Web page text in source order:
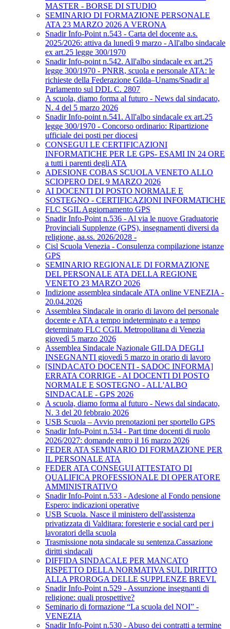
MASTER - BORSE DI STUDIO
SEMINARIO DI FORMAZIONE PERSONALE
ATA 23 MARZO 2026 A VERONA
Snadir Info-Point n.543 - Carta del docente a.s.
2025/2026: attiva da lunedì 9 marzo - All'albo sindacale
ex art.25 legge 300/1970
Snadir Info-point n.542. All'albo sindacale ex art.25
legge 300/1970 - PNRR, scuola e personale ATA: le
richieste della Federazione Gilda–Unams/Snadir al
Parlamento sul DDL C. 2807
A scuola, diamo forma al futuro - News dal sindacato,
N. 4 del 5 marzo 2026
Snadir Info-point n.541. All'albo sindacale ex art.25
legge 300/1970 - Concorso ordinario: Ripartizione
ufficiale dei posti per diocesi
CONSEGUI LE CERTIFICAZIONI
INFORMATICHE PER LE GPS- ESAMI IN 24 ORE
a tutti i parenti degli ATA
ADESIONE COBAS SCUOLA VENETO ALLO
SCIOPERO DEL 9 MARZO 2026
AI DOCENTI DI POSTO NORMALE E
SOSTEGNO - CERTIFICAZIONI INFORMATICHE
FLC SGIL Aggiornamento GPS
Snadir Info-Point n.536 - Al via le nuove Graduatorie
Provinciali Supplenze (GPS), insegnamenti diversi da
religione, aa.ss. 2026/2028 -
Cisl Scuola Venezia - Consulenza compilazione istanze
GPS
SEMINARIO REGIONALE DI FORMAZIONE
DEL PERSONALE ATA DELLA REGIONE
VENETO 23 MARZO 2026
Indizione assemblea sindacale ATA online VENEZIA -
20.04.2026
Assemblea Sindacale in orario di lavoro del personale
docente e ATA a tempo indeterminato e a tempo
determinato FLC CGIL Metropolitana di Venezia
giovedì 5 marzo 2026
Assemblea Sindacale Nazionale GILDA DEGLI
INSEGNANTI giovedì 5 marzo in orario di lavoro
[SINDACATO DOCENTI - SADOC INFORMA]
ERRATA CORRIGE - AI DOCENTI DI POSTO
NORMALE E SOSTEGNO - ALL'ALBO
SINDACALE - GPS 2026
A scuola, diamo forma al futuro - News dal sindacato,
N. 3 del 20 febbraio 2026
USB Scuola – Avvio prenotazioni per sportello GPS
Snadir Info-Point n.534 - Part time docenti di ruolo
2026/2027: domande entro il 16 marzo 2026
FEDER ATA SEMINARIO DI FORMAZIONE PER
IL PERSONALE ATA
FEDER ATA CONSEGUI ATTESTATO DI
QUALIFICA PROFESSIONALE DI OPERATORE
AMMINISTRATIVO
Snadir Info-Point n.533 - Adesione al Fondo pensione
Espero: indicazioni operative
USB Scuola. Nasce il ministero dell'assistenza
privatizzata di Valditara: foresterie e social card per i
lavoratori della scuola
Trasmissione nota sindacale su sentenza.Cassazione
diritti sindacali
DIFFIDA SINDACALE PER MANCATO
RISPETTO DELLA NORMATIVA SUL DIRITTO
ALLA PROROGA DELLE SUPPLENZE BREVI.
Snadir Info-Point n.529 - Assunzione insegnanti di
religione: quali prospettive?
Seminario di formazione “La scuola del NOI” -
VENEZIA
Snadir Info-Point n.530 - Abuso dei contratti a termine